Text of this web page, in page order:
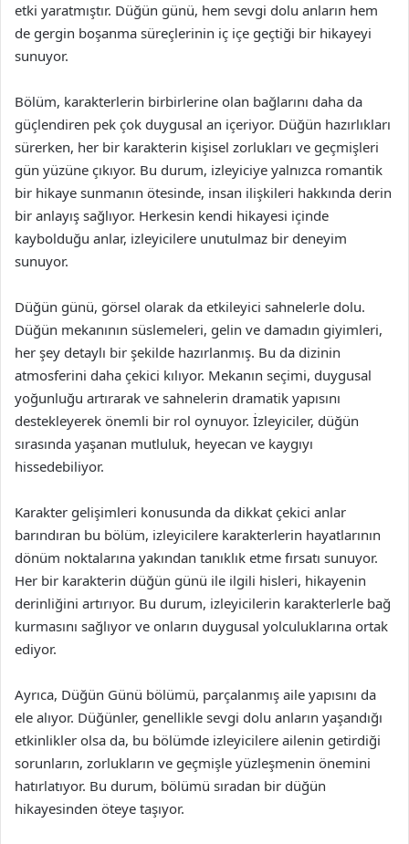
etki yaratmıştır. Düğün günü, hem sevgi dolu anların hem
de gergin boşanma süreçlerinin iç içe geçtiği bir hikayeyi
sunuyor.
Bölüm, karakterlerin birbirlerine olan bağlarını daha da
güçlendiren pek çok duygusal an içeriyor. Düğün hazırlıkları
sürerken, her bir karakterin kişisel zorlukları ve geçmişleri
gün yüzüne çıkıyor. Bu durum, izleyiciye yalnızca romantik
bir hikaye sunmanın ötesinde, insan ilişkileri hakkında derin
bir anlayış sağlıyor. Herkesin kendi hikayesi içinde
kaybolduğu anlar, izleyicilere unutulmaz bir deneyim
sunuyor.
Düğün günü, görsel olarak da etkileyici sahnelerle dolu.
Düğün mekanının süslemeleri, gelin ve damadın giyimleri,
her şey detaylı bir şekilde hazırlanmış. Bu da dizinin
atmosferini daha çekici kılıyor. Mekanın seçimi, duygusal
yoğunluğu artırarak ve sahnelerin dramatik yapısını
destekleyerek önemli bir rol oynuyor. İzleyiciler, düğün
sırasında yaşanan mutluluk, heyecan ve kaygıyı
hissedebiliyor.
Karakter gelişimleri konusunda da dikkat çekici anlar
barındıran bu bölüm, izleyicilere karakterlerin hayatlarının
dönüm noktalarına yakından tanıklık etme fırsatı sunuyor.
Her bir karakterin düğün günü ile ilgili hisleri, hikayenin
derinliğini artırıyor. Bu durum, izleyicilerin karakterlerle bağ
kurmasını sağlıyor ve onların duygusal yolculuklarına ortak
ediyor.
Ayrıca, Düğün Günü bölümü, parçalanmış aile yapısını da
ele alıyor. Düğünler, genellikle sevgi dolu anların yaşandığı
etkinlikler olsa da, bu bölümde izleyicilere ailenin getirdiği
sorunların, zorlukların ve geçmişle yüzleşmenin önemini
hatırlatıyor. Bu durum, bölümü sıradan bir düğün
hikayesinden öteye taşıyor.